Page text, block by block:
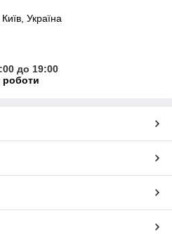
Україна
до 19:00
роботи